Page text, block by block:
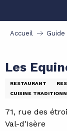
contenu
Accueil Guide
Les
RESTAURANT
CUISINE
71, rue des
Val-d'Isère